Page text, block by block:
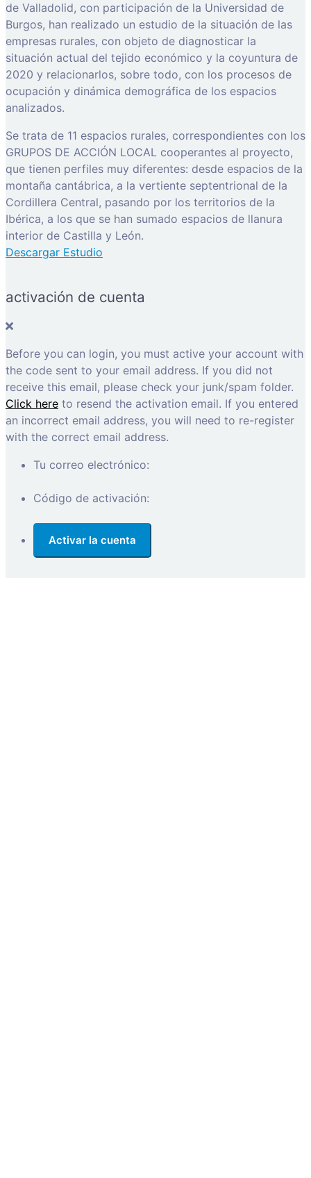
de Valladolid, con participación de la Universidad de
Burgos, han realizado un estudio de la situación de las
empresas rurales, con objeto de diagnosticar la
situación actual del tejido económico y la coyuntura de
2020 y relacionarlos, sobre todo, con los procesos de
ocupación y dinámica demográfica de los espacios
analizados.
Se trata de 11 espacios rurales, correspondientes con los
GRUPOS DE ACCIÓN LOCAL cooperantes al proyecto,
que tienen perfiles muy diferentes: desde espacios de la
montaña cantábrica, a la vertiente septentrional de la
Cordillera Central, pasando por los territorios de la
Ibérica, a los que se han sumado espacios de llanura
interior de Castilla y León.
Descargar Estudio
activación de cuenta
Before you can login, you must active your account with
the code sent to your email address. If you did not
receive this email, please check your junk/spam folder.
Click here to resend the activation email. If you entered
an incorrect email address, you will need to re-register
with the correct email address.
Tu correo electrónico:
Código de activación: